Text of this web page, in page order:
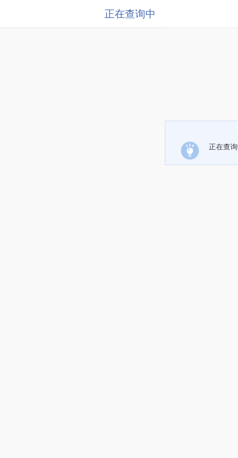
正在查询中
正在查